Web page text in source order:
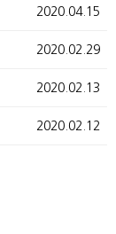
2020.04.15
2020.02.29
2020.02.13
2020.02.12